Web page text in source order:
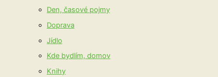
Den, časové pojmy
Doprava
Jídlo
Kde bydlím, domov
Knihy